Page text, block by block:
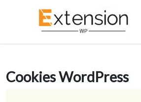
Cookies WordPress